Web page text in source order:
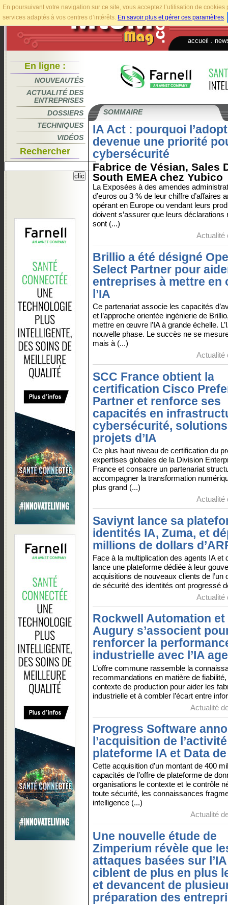
En poursuivant votre navigation sur ce site, vous acceptez l’utilisation de
services adaptés à vos centres d’intérêts. En savoir plus et gérer ces paramètres.
accueil
En ligne :
NOUVEAUTÉS
ACTUALITÉ DES
ENTREPRISES
DOSSIERS
TECHNIQUES
VIDÉOS
Rechercher
SOMMAIRE
IA Act : pourquoi
devenue une priorité
cybersécurité
Fabrice de Vésian, Sales
South EMEA chez Yubico
La Exposées à des amendes
d’euros ou 3 % de leur chiffre d’affaires
opérant en Europe ou vendant leurs
doivent s’assurer que leurs déclarations
sont (...)
Actualité
Brillio a été désigné
Select Partner pour
entreprises à mettre
l’IA
Ce partenariat associe les capacités
et l’approche orientée ingénierie de
mettre en œuvre l’IA à grande échelle.
nouvelle phase. Le succès ne se
mais à (...)
Actualité
SCC France obtient la
certification Cisco
Partner et renforce ses
capacités en
cybersécurité,
projets d’IA
Ce plus haut niveau de certification du
expertises globales de la Division
France et consacre un partenariat
accompagner la transformation
plus grand (...)
Actualité
Saviynt lance sa
identités IA, Zuma, et
millions de dollars
Face à la multiplication des agents IA
lance une plateforme dédiée à leur
acquisitions de nouveaux clients de
de sécurité des identités ont progressé
Actualité
Rockwell Automation et
Augury s’associent
renforcer la
industrielle avec l’IA
L’offre commune rassemble la
recommandations en matière de
contexte de production pour aider les
industrielle et à combler l’écart entre
Actualité
Progress Software
l’acquisition de l’activité
plateforme IA et Data
Cette acquisition d’un montant de 400
capacités de l’offre de plateforme de
organisations le contexte et le contrôle
toute sécurité, les connaissances
intelligence (...)
Actualité
Une nouvelle étude de
Zimperium révèle que
attaques basées sur l’IA
ciblent de plus en plus
et devancent de
préparation des